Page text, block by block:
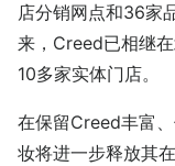
店分销网点和36家
来，Creed已相继
10多家实体门店。
在保留Creed丰富
妆将进一步释放其